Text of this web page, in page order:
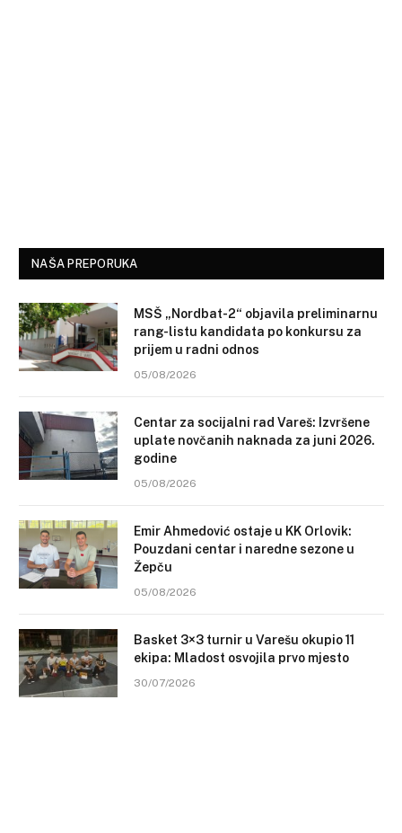
NAŠA PREPORUKA
MSŠ „Nordbat-2“ objavila preliminarnu
rang-listu kandidata po konkursu za
prijem u radni odnos
05/08/2026
Centar za socijalni rad Vareš: Izvršene
uplate novčanih naknada za juni 2026.
godine
05/08/2026
Emir Ahmedović ostaje u KK Orlovik:
Pouzdani centar i naredne sezone u
Žepču
05/08/2026
Basket 3×3 turnir u Varešu okupio 11
ekipa: Mladost osvojila prvo mjesto
30/07/2026